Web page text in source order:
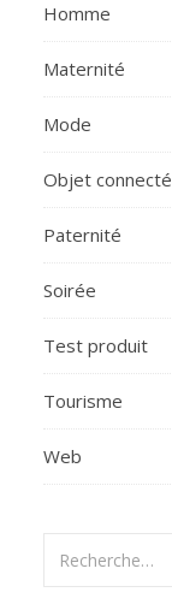
Homme
Maternité
Mode
Objet connecté
Paternité
Soirée
Test produit
Tourisme
Web